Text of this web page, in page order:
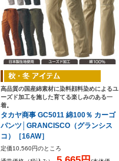
高品質の国産綿素材に染料顔料染めによるユ
ーズド加工を施した育てる楽しみのある一
着。
タカヤ商事 GC5011 綿100％ カーゴ
パンツ│GRANCISCO（グランシス
コ）［16AW］
定価10,560円のところ